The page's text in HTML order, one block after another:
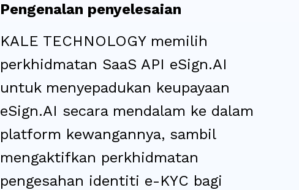
Pengenalan penyelesaian
KALE TECHNOLOGY memilih
perkhidmatan SaaS API eSign.AI
untuk menyepadukan keupayaan
eSign.AI secara mendalam ke dalam
platform kewangannya, sambil
mengaktifkan perkhidmatan
pengesahan identiti e-KYC bagi